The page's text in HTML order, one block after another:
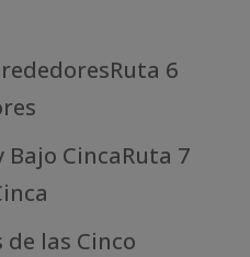
6
Bajo CincaRuta 7
las Cinco